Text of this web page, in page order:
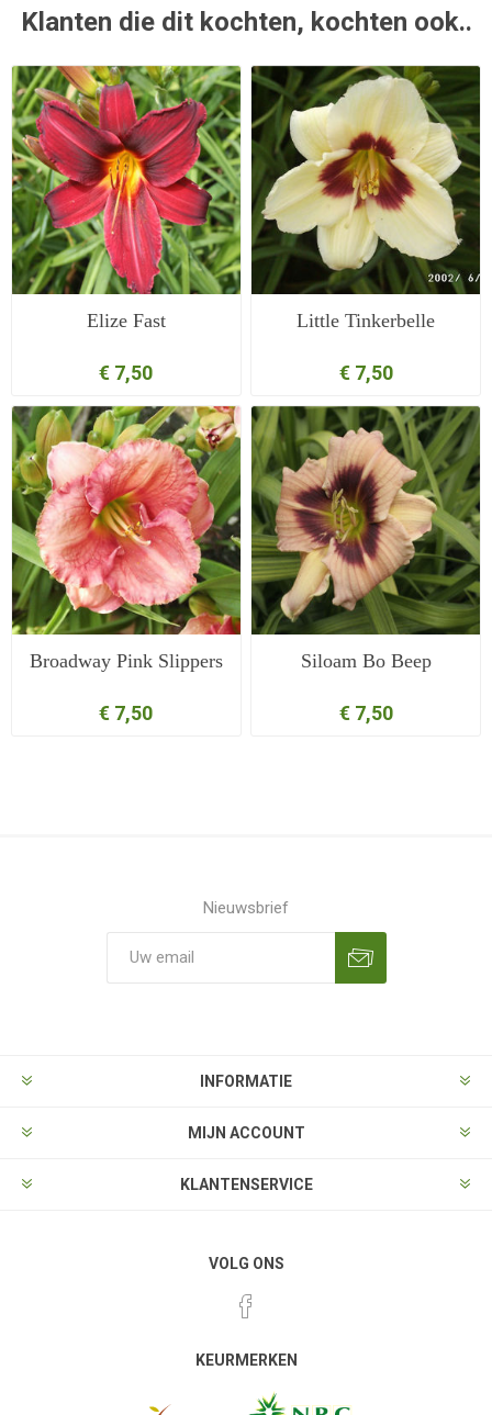
Klanten die dit kochten, kochten ook..
Elize Fast
€ 7,50
Little Tinkerbelle
€ 7,50
Broadway Pink Slippers
€ 7,50
Siloam Bo Beep
€ 7,50
Nieuwsbrief
INFORMATIE
MIJN ACCOUNT
KLANTENSERVICE
VOLG ONS
KEURMERKEN